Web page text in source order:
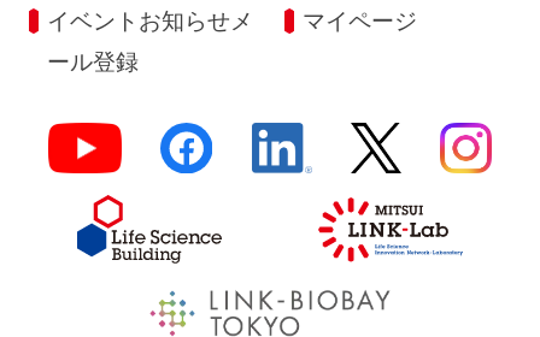
イベントお知らせメ
ール登録
マイページ